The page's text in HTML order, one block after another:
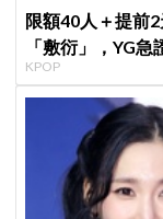
限額40人＋提前
「敷衍」，YG
KPOP